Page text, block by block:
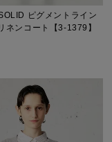
ピグメントライン
ネンコート【3-1379】